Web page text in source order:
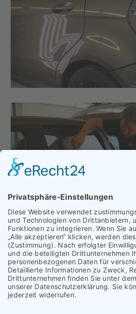
KONTAKT